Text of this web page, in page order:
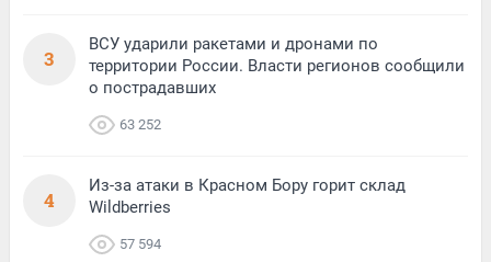
3
ВСУ ударили ракетами и дронами по
территории России. Власти регионов сообщили
о пострадавших
63 252
4
Из-за атаки в Красном Бору горит склад
Wildberries
57 594